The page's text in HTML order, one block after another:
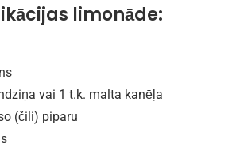
limonāde:
vai 1 t.k. malta kanēļa
(čili) piparu